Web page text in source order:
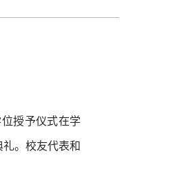
授予仪式在学
。校友代表和